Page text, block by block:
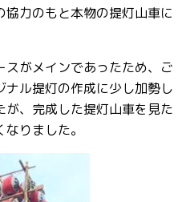
力のもと本物の提灯山車に
がメインであったため、ご
ル提灯の作成に少し加勢し
、完成した提灯山車を見た
りました。